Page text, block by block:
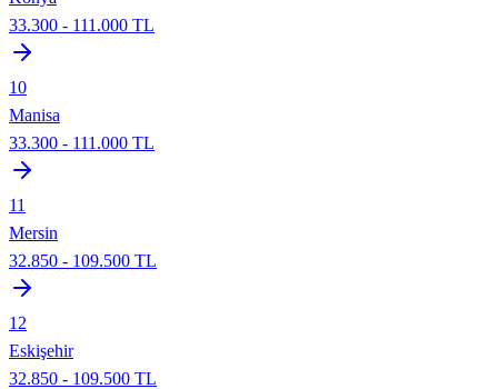
33.300 - 111.000 TL
10
Manisa
33.300 - 111.000 TL
11
Mersin
32.850 - 109.500 TL
12
Eskişehir
32.850 - 109.500 TL